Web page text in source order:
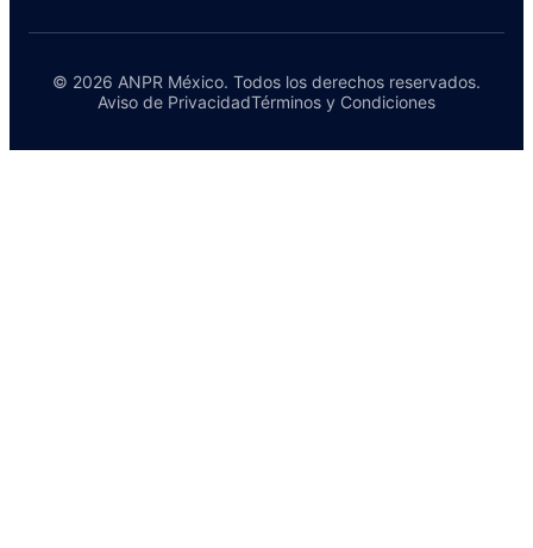
© 2026 ANPR México. Todos los derechos reservados.
Aviso de PrivacidadTérminos y Condiciones